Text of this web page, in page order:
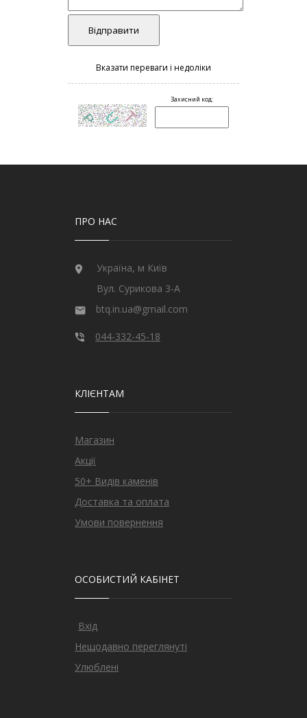
ПРО НАС
Україна, м Київ
Вул. Сурикова 3-А
btq.in.ua@gmail.com
044-332-45-18
КЛІЄНТАМ
Магазин
Акції
50+ Видів каменів
Доставка та оплата
Умови повернення
ОСОБИСТИЙ КАБІНЕТ
Вхід
Нещодавно переглянуті
Улюблені